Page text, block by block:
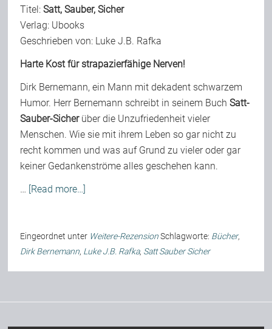
Support Us
Kalender
Playlisten
Titel:Satt, Sauber, Sicher
Verlag: Ubooks
Geschrieben von: Luke J.B. Rafka
Harte Kost für strapazierfähige Nerven!
Dirk Bernemann, ein Mann mit dekadent schwarzem
Humor. Herr Bernemann schreibt in seinem BuchSatt-
Sauber-Sicherüber die Unzufriedenheit vieler
Menschen. Wie sie mit ihrem Leben so gar nicht zu
recht kommen und was auf Grund zu vieler oder gar
keiner Gedankenströme alles geschehen kann.
… [Read more…]
Eingeordnet unter Weitere-Rezension Schlagworte: Bücher,
Dirk Bernemann, Luke J.B. Rafka, Satt Sauber Sicher